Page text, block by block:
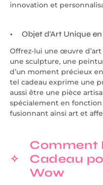
innovation et
Objet d’Art Unique
Offrez-lui une œuvre
une sculpture, une
d’un moment précieux
tel cadeau exprime une
aussi être une pièce
spécialement en
fusionnant ainsi art et
Comment
Cadeau
Wow